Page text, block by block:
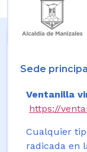
Sede
Ventanilla
https://
Cualquier
radicada en